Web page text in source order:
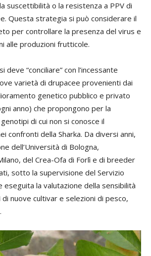
suscettibilità o la resistenza a PPV di
Questa strategia si può considerare il
per controllare la presenza del virus e
alle produzioni frutticole.
“conciliare” con l’incessante
varietà di drupacee provenienti dai
genetico pubblico e privato
anno) che propongono per la
di cui non si conosce il
confronti della Sharka. Da diversi anni,
dell’Università di Bologna,
del Crea-Ofa di Forlì e di breeder
sotto la supervisione del Servizio
la valutazione della sensibilità
nuove cultivar e selezioni di pesco,